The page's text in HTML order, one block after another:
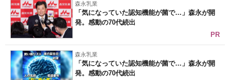
森永乳業
「気になっていた認知機能が菌で…」森永が開
発。感動の70代続出
PR
森永乳業
「気になっていた認知機能が菌で…」森永が開
発。感動の70代続出